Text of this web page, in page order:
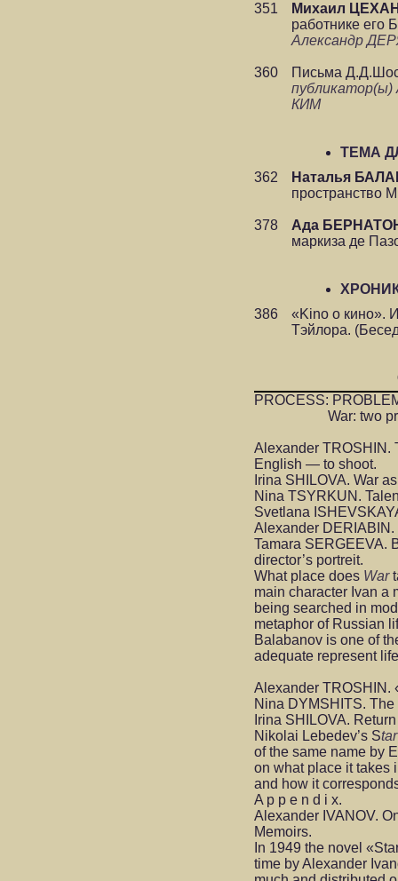
351
Михаил
работнике его
Александр
360
Письма
КИМ
ТЕМА
362
Наталья
пространство
378
Ада
маркиза де
386
«Kino о кино».
Тэйлора.
PROCESS:
War: two
Alexander TROSHIN.
English — to shoot.
Irina SHILOVA. War
Nina TSYRKUN.
Svetlana
Alexander DERIABIN.
Tamara SERGEEVA.
director’s portreit.
What place does War
main character Ivan a
being searched in
metaphor of Russian
Balabanov is one of
adequate represent
Alexander TROSHIN.
Nina DYMSHITS.
Irina SHILOVA.
Nikolai Lebedev’s S
of the same name by
on what place it takes
and how it
A p p e n d i x.
Alexander IVANOV.
Memoirs.
In 1949 the novel
time by Alexander